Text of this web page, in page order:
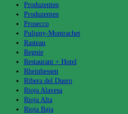
Produzenten
Produzenten
Prosecco
Puligny-Montrachet
Rasteau
Regnie
Restaurant + Hotel
Rheinhessen
Ribera del Duero
Rioja Alavesa
Rioja Alta
Rioja Baja